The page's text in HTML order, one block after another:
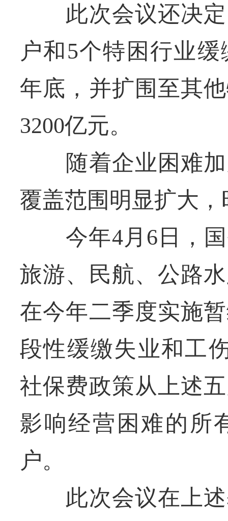
此次会议还决定
户和5个特困行业
年底，并扩围至其
3200亿元。
随着企业困难加
覆盖范围明显扩大
今年4月6日，国
旅游、民航、公路
在今年二季度实施
段性缓缴失业和工
社保费政策从上述
影响经营困难的所
户。
此次会议在上述